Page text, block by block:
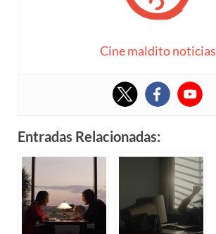
Cine maldito noticias
Entradas Relacionadas: